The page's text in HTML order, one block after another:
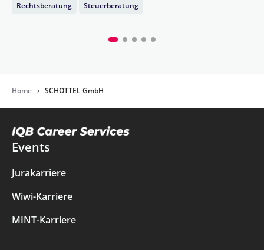
Rechtsberatung Steuerberatung
Home › SCHOTTEL GmbH
Events
Jurakarriere
Wiwi-Karriere
MINT-Karriere